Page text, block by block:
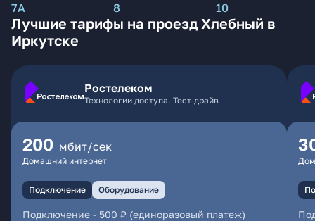
7А
8 10
Лучшие тарифы на проезд Хлебный в
Иркутске
Ростелеком
Технологии доступа. Тест-драйв
200 мбит/сек
Домашний интернет
Подключение Оборудование
Подключение - 500 ₽ (единоразовый платеж)